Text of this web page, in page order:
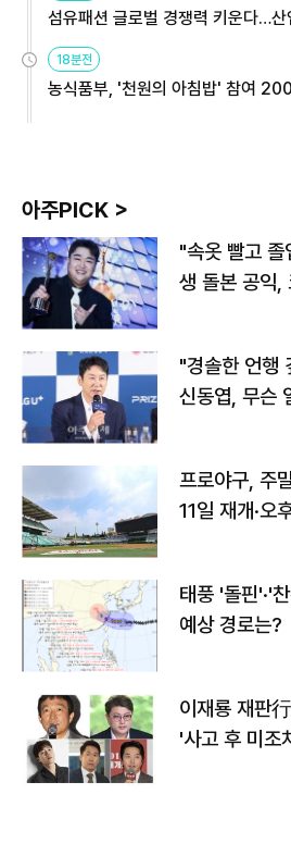
섬유패션 글로벌 경쟁력 키운다…
18분전
농식품부, '천원의 아침밥' 참여
아주PICK >
"속옷 빨고
생 돌본 공익,
"경솔한 언행
신동엽, 무슨
프로야구, 주
11일 재개·오
태풍 '돌핀'·'
예상 경로는?
이재룡 재판
'사고 후 미조